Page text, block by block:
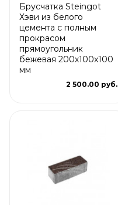
Брусчатка Steingot
Хэви из белого
цемента с полным
прокрасом
прямоугольник
бежевая 200х100х100
мм
2 500.00 руб.